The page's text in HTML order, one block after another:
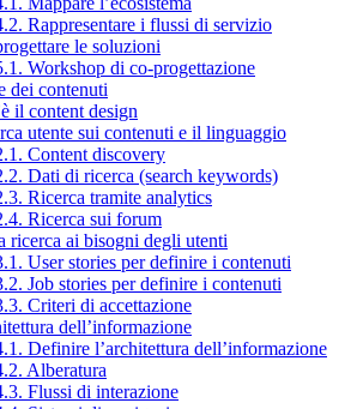
Rappresentare i flussi di servizio
le soluzioni
Workshop di co-progettazione
dei contenuti
il content design
utente sui contenuti e il linguaggio
Content discovery
Dati di ricerca (search keywords)
Ricerca tramite analytics
Ricerca sui forum
ricerca ai bisogni degli utenti
User stories per definire i contenuti
Job stories per definire i contenuti
Criteri di accettazione
dell’informazione
Definire l’architettura dell’informazione
Alberatura
Flussi di interazione